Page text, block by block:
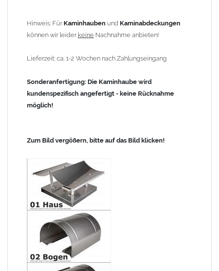
Hinweis: Für Kaminhauben und Kaminabdeckungen
können wir leider keine Nachnahme anbieten!
Lieferzeit: ca. 1-2 Wochen nach Zahlungseingang
Sonderanfertigung: Die Kaminhaube wird
kundenspezifisch angefertigt - keine Rücknahme
möglich!
Zum Bild vergößern, bitte auf das Bild klicken!